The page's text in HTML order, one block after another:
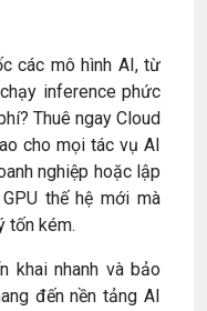
các mô hình AI, từ
inference phức
Thuê ngay Cloud
cho mọi tác vụ AI
nghiệp hoặc lập
thế hệ mới mà
tốn kém.
khai nhanh và bảo
đến nền tảng AI